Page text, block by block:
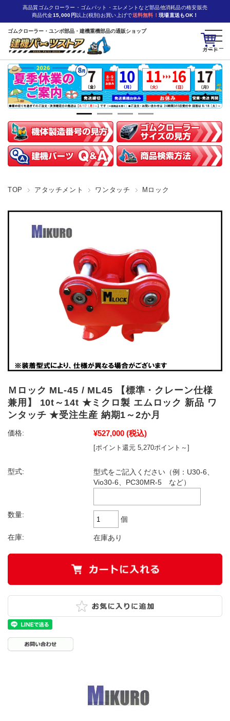
カート
高品質ゴムクローラー・ゴムパット・エレメントなど部品他消耗品の格安販売
商品代金15,000円 以上(税別)お買い上げで送料無料！ 現場直送もOK！
ゴムクローラー・ユンボ部品・建機重機部品の通販ショップ
TOP アタッチメント ワンタッチ Mロック
Ｍロック ML-45 / ML45 【標準・クレーン仕様
兼用】 10t～14t ★ミクロ製 エムロック 新品 ワ
ンタッチ ★受注生産 納期1～2か月
価格: ¥527,000 (税込)
[ポイント還元 5,270ポイント～]
型式:
型式をご記入ください（例：U30-6、
Vio30-6、PC30MR-5 など）
数量:
個
在庫: 在庫あり